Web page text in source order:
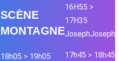
SCÈNE
MONTAGNE
18h05 > 19h05
16H55 >
17H35
JosephJoseph
17h45 > 18h45